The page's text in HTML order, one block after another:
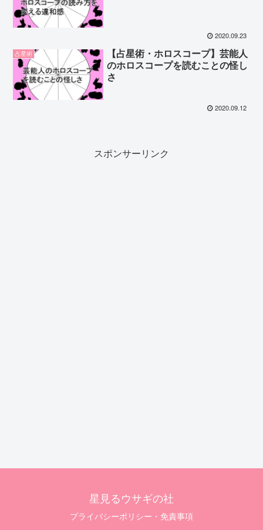
2020.09.23
占星術
【占星術・ホロスコープ】芸能人
のホロスコープを読むことの怪し
さ
2020.09.12
スポンサーリンク
星見るウサギの社
プライバシーポリシー・免責事項